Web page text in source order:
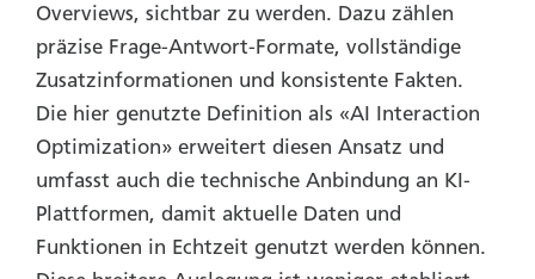
Overviews, sichtbar zu werden. Dazu zählen
präzise Frage-Antwort-Formate, vollständige
Zusatzinformationen und konsistente Fakten.
Die hier genutzte Definition als «AI Interaction
Optimization» erweitert diesen Ansatz und
umfasst auch die technische Anbindung an KI-
Plattformen, damit aktuelle Daten und
Funktionen in Echtzeit genutzt werden können.